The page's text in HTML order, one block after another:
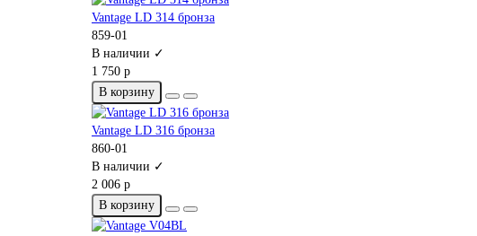
Vantage LD 314 бронза
859-01
В наличии ✓
1 750 р
В корзину
Vantage LD 316 бронза
860-01
В наличии ✓
2 006 р
В корзину